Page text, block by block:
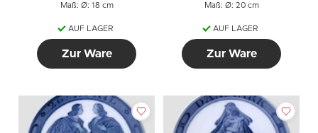
Maß: Ø: 18 cm
AUF LAGER
Zur Ware
Maß: Ø: 20 cm
AUF LAGER
Zur Ware